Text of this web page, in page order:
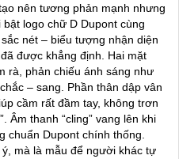
nên tương phản mạnh nhưng
logo chữ D Dupont cùng
nét – biểu tượng nhận diện
được khẳng định. Hai mặt
rà, phản chiếu ánh sáng như
– sang. Phần thân dập vân
cầm rất đầm tay, không trơn
Âm thanh “cling” vang lên khi
chuẩn Dupont chính thống.
mà là mẫu để người khác tự